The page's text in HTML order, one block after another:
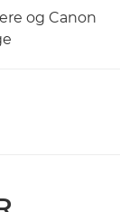
og Canon